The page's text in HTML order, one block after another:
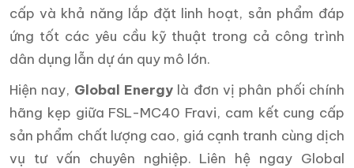
cấp và khả năng lắp đặt linh hoạt, sản phẩm đáp
ứng tốt các yêu cầu kỹ thuật trong cả công trình
dân dụng lẫn dự án quy mô lớn.
Hiện nay, Global Energy là đơn vị phân phối chính
hãng kẹp giữa FSL-MC40 Fravi, cam kết cung cấp
sản phẩm chất lượng cao, giá cạnh tranh cùng dịch
vụ tư vấn chuyên nghiệp. Liên hệ ngay Global